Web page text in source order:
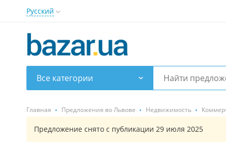
Русский
Все категории
Главная Предложения во Львове Недвижимость
Предложение снято с публикации 29 июля 2025